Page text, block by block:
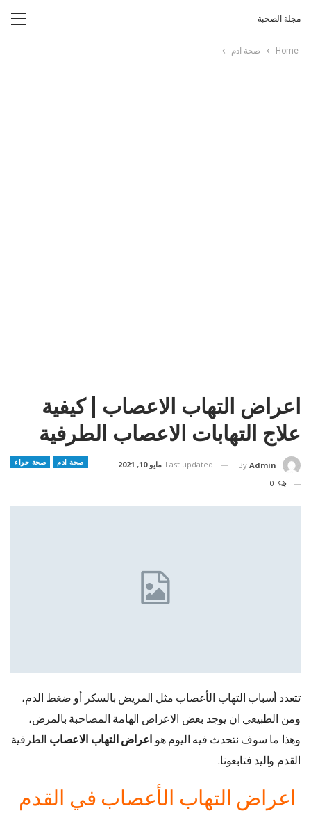
مجلة الصحبة
Home صحة ادم
اعراض التهاب الاعصاب | كيفية
علاج التهابات الاعصاب الطرفية
صحة ادم صحة حواء By Admin
Last updated مايو 10, 2021
تتعدد أسباب التهاب الأعصاب مثل المريض بالسكر أو ضغط الدم،
ومن الطبيعي ان يوجد بعض الاعراض الهامة المصاحبة بالمرض،
وهذا ما سوف نتحدث فيه اليوم هو اعراض التهاب الاعصاب الطرفية
القدم واليد فتابعونا.
اعراض التهاب الأعصاب في القدم